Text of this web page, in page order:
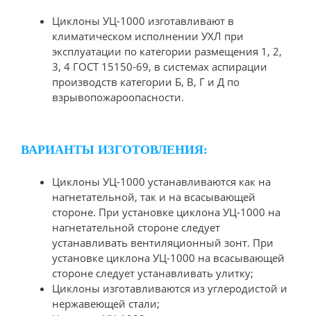
Циклоны УЦ-1000 изготавливают в
климатическом исполнении УХЛ при
эксплуатации по категории размещения 1, 2,
3, 4 ГОСТ 15150-69, в системах аспирации
производств категории Б, В, Г и Д по
взрывопожароопасности.
ВАРИАНТЫ ИЗГОТОВЛЕНИЯ:
Циклоны УЦ-1000 устанавливаются как на
нагнетательной, так и на всасывающей
стороне. При установке циклона УЦ-1000 на
нагнетательной стороне следует
устанавливать вентиляционный зонт. При
установке циклона УЦ-1000 на всасывающей
стороне следует устанавливать улитку;
Циклоны изготавливаются из углеродистой и
нержавеющей стали;